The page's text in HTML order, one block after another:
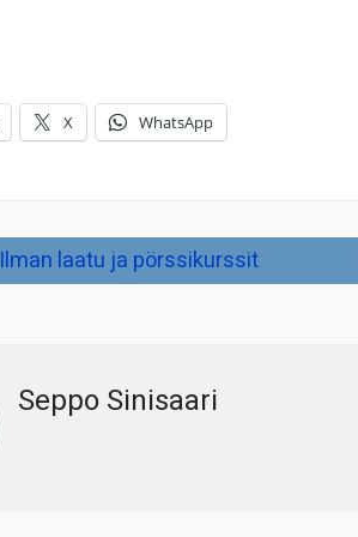
X WhatsApp
Ilman laatu ja pörssikurssit
Seppo Sinisaari